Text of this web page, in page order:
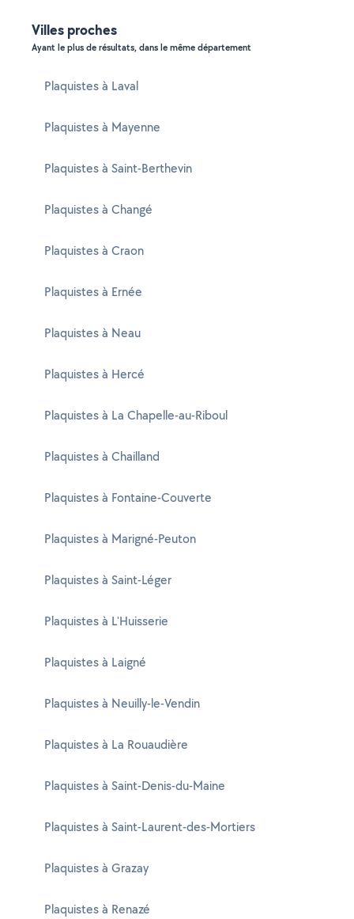
Villes proches
Ayant le plus de résultats, dans le même département
Plaquistes à Laval
Plaquistes à Mayenne
Plaquistes à Saint-Berthevin
Plaquistes à Changé
Plaquistes à Craon
Plaquistes à Ernée
Plaquistes à Neau
Plaquistes à Hercé
Plaquistes à La Chapelle-au-Riboul
Plaquistes à Chailland
Plaquistes à Fontaine-Couverte
Plaquistes à Marigné-Peuton
Plaquistes à Saint-Léger
Plaquistes à L'Huisserie
Plaquistes à Laigné
Plaquistes à Neuilly-le-Vendin
Plaquistes à La Rouaudière
Plaquistes à Saint-Denis-du-Maine
Plaquistes à Saint-Laurent-des-Mortiers
Plaquistes à Grazay
Plaquistes à Renazé